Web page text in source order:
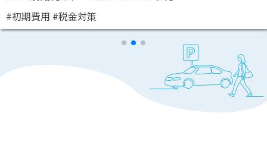
#初期費用 #税金対策